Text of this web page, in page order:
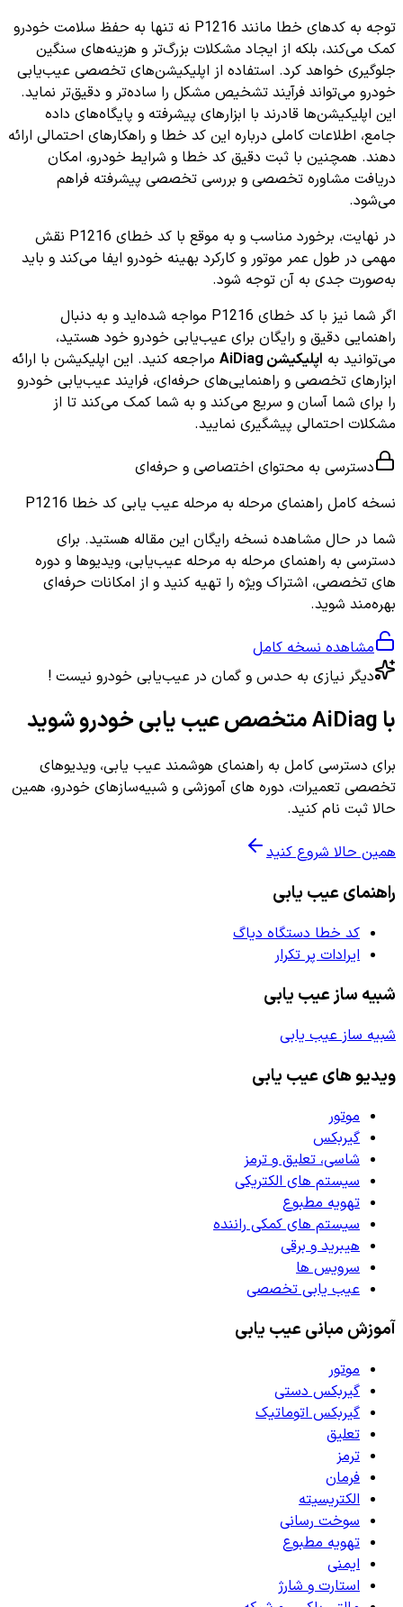
توجه به کدهای خطا مانند P1216 نه تنها به حفظ سلامت خودرو
کمک می‌کند، بلکه از ایجاد مشکلات بزرگ‌تر و هزینه‌های سنگین
جلوگیری خواهد کرد. استفاده از اپلیکیشن‌های تخصصی عیب‌یابی
خودرو می‌تواند فرآیند تشخیص مشکل را ساده‌تر و دقیق‌تر نماید.
این اپلیکیشن‌ها قادرند با ابزارهای پیشرفته و پایگاه‌های داده
جامع، اطلاعات کاملی درباره این کد خطا و راهکارهای احتمالی ارائه
دهند. همچنین با ثبت دقیق کد خطا و شرایط خودرو، امکان
دریافت مشاوره تخصصی و بررسی تخصصی پیشرفته فراهم
می‌شود.
در نهایت، برخورد مناسب و به موقع با کد خطای P1216 نقش
مهمی در طول عمر موتور و کارکرد بهینه خودرو ایفا می‌کند و باید
به‌صورت جدی به آن توجه شود.
اگر شما نیز با کد خطای P1216 مواجه شده‌اید و به دنبال
راهنمایی دقیق و رایگان برای عیب‌یابی خودرو خود هستید،
می‌توانید به اپلیکیشن AiDiag
مراجعه کنید. این اپلیکیشن با ارائه
ابزارهای تخصصی و راهنمایی‌های حرفه‌ای، فرایند عیب‌یابی خودرو
را برای شما آسان و سریع می‌کند و به شما کمک می‌کند تا از
مشکلات احتمالی پیشگیری نمایید.
دسترسی به محتوای اختصاصی و حرفه‌ای
نسخه کامل راهنمای مرحله به مرحله عیب یابی کد خطا P1216
شما در حال مشاهده نسخه رایگان این مقاله هستید. برای
دسترسی به راهنمای مرحله به مرحله عیب‌یابی، ویدیوها و دوره
های تخصصی، اشتراک ویژه را تهیه کنید و از امکانات حرفه‌ای
بهره‌مند شوید.
مشاهده نسخه کامل
دیگر نیازی به حدس و گمان در عیب‌یابی خودرو نیست !
با AiDiag متخصص عیب یابی خودرو شوید
برای دسترسی کامل به راهنمای هوشمند عیب یابی، ویدیوهای
تخصصی تعمیرات، دوره های آموزشی و شبیه‌سازهای خودرو، همین
حالا ثبت نام کنید.
همین حالا شروع کنید
راهنمای عیب یابی
کد خطا دستگاه دیاگ
ایرادات پر تکرار
شبیه ساز عیب یابی
شبیه ساز عیب یابی
ویدیو های عیب یابی
موتور
گیربکس
شاسی، تعلیق و ترمز
سیستم های الکتریکی
تهویه مطبوع
سیستم های کمکی راننده
هیبرید و برقی
سرویس ها
عیب یابی تخصصی
آموزش مبانی عیب یابی
موتور
گیربکس دستی
گیربکس اتوماتیک
تعلیق
ترمز
فرمان
الکتریسیته
سوخت رسانی
تهویه مطبوع
ایمنی
استارت و شارژ